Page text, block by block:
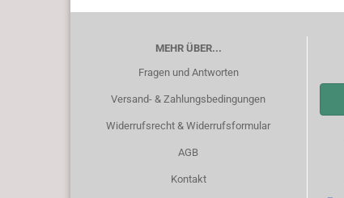
MEHR ÜBER...
Fragen und Antworten
Versand- & Zahlungsbedingungen
Widerrufsrecht & Widerrufsformular
AGB
Kontakt